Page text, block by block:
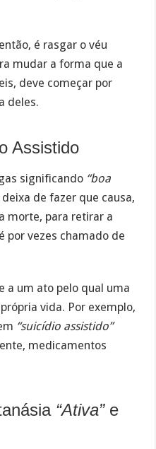
é rasgar o véu
mudar a forma que a
deve começar por
deles.
Assistido
significando “boa
de fazer que causa,
morte, para retirar a
por vezes chamado de
a um ato pelo qual uma
vida. Por exemplo,
“suicídio assistido”
medicamentos
“Ativa”e